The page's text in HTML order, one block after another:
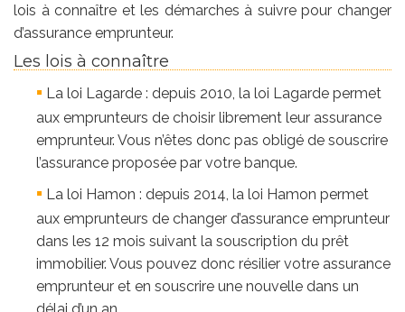
lois à connaître et les démarches à suivre pour changer
d’assurance emprunteur.
Les lois à connaître
La loi Lagarde : depuis 2010, la loi Lagarde permet
aux emprunteurs de choisir librement leur assurance
emprunteur. Vous n’êtes donc pas obligé de souscrire
l’assurance proposée par votre banque.
La loi Hamon : depuis 2014, la loi Hamon permet
aux emprunteurs de changer d’assurance emprunteur
dans les 12 mois suivant la souscription du prêt
immobilier. Vous pouvez donc résilier votre assurance
emprunteur et en souscrire une nouvelle dans un